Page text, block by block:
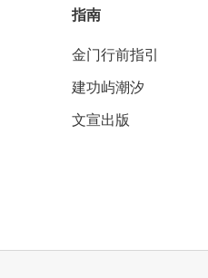
指南
金门行前指引
建功屿潮汐
文宣出版